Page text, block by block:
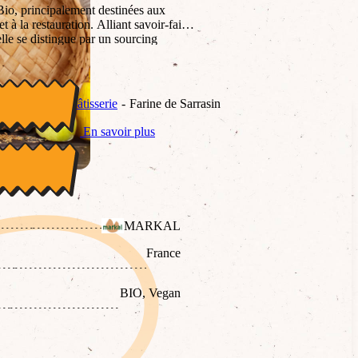
Essentiels pâtisserie Farine de Sarrasin
MARKAL
France
BIO, Vegan
principalement destinées aux
à la restauration. Alliant savoir-faire
se distingue par un sourcing
faveur de la transition alimentaire
En savoir plus